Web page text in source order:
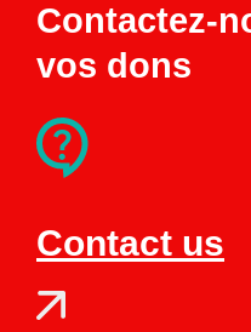
Contactez-
vos dons
Contact us